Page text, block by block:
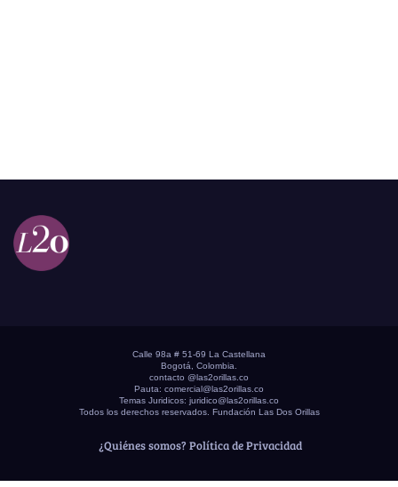
Calle 98a # 51-69 La Castellana
Bogotá, Colombia.
contacto @las2orillas.co
Pauta: comercial@las2orillas.co
Temas Juridicos: juridico@las2orillas.co
Todos los derechos reservados. Fundación Las Dos Orillas
¿Quiénes somos? Política de Privacidad